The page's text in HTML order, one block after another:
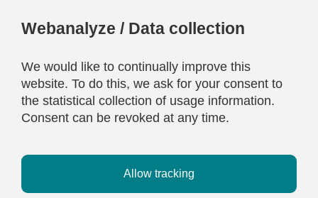
Webanalyze / Data collection
We would like to continually improve this
website. To do this, we ask for your consent to
the statistical collection of usage information.
Consent can be revoked at any time.
Allow tracking